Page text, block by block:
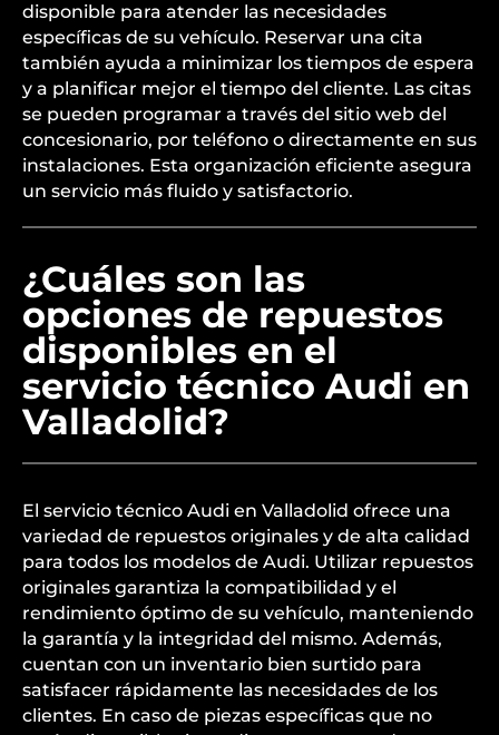
disponible para atender las necesidades
específicas de su vehículo. Reservar una cita
también ayuda a minimizar los tiempos de espera
y a planificar mejor el tiempo del cliente. Las citas
se pueden programar a través del sitio web del
concesionario, por teléfono o directamente en sus
instalaciones. Esta organización eficiente asegura
un servicio más fluido y satisfactorio.
¿Cuáles son las
opciones de repuestos
disponibles en el
servicio técnico Audi en
Valladolid?
El servicio técnico Audi en Valladolid ofrece una
variedad de repuestos originales y de alta calidad
para todos los modelos de Audi. Utilizar repuestos
originales garantiza la compatibilidad y el
rendimiento óptimo de su vehículo, manteniendo
la garantía y la integridad del mismo. Además,
cuentan con un inventario bien surtido para
satisfacer rápidamente las necesidades de los
clientes. En caso de piezas específicas que no